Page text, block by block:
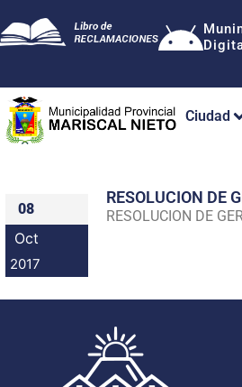
Ciudad
08
Oct
2017
RESOLUCION DE
RESOLUCION DE